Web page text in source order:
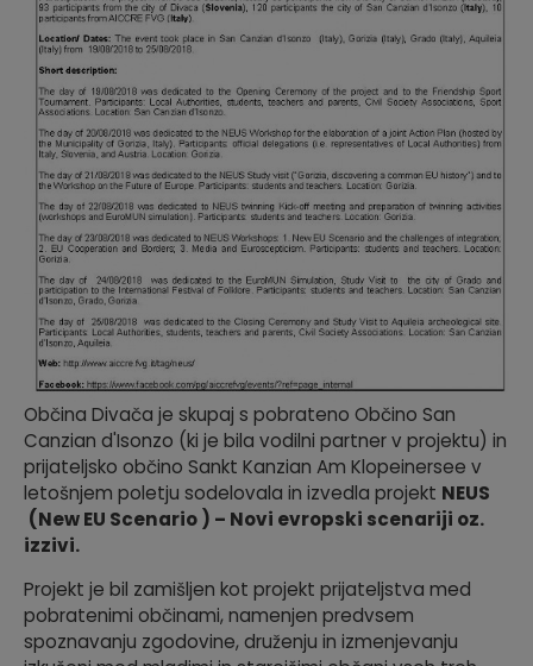
Občina Divača je skupaj s pobrateno Občino San
Canzian d'Isonzo (ki je bila vodilni partner v projektu) in
prijateljsko občino Sankt Kanzian Am Klopeinersee v
letošnjem poletju sodelovala in izvedla projekt NEUS
(New EU Scenario ) – Novi evropski scenariji oz.
izzivi.
Projekt je bil zamišljen kot projekt prijateljstva med
pobratenimi občinami, namenjen predvsem
spoznavanju zgodovine, druženju in izmenjevanju